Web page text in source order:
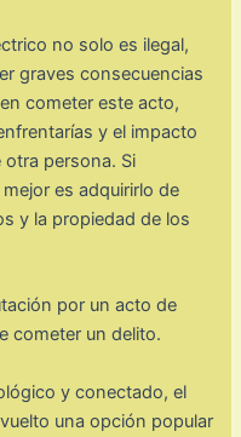
no solo es ilegal,
graves consecuencias
cometer este acto,
y el impacto
persona. Si
es adquirirlo de
y la propiedad de los
por un acto de
cometer un delito.
y conectado, el
una opción popular